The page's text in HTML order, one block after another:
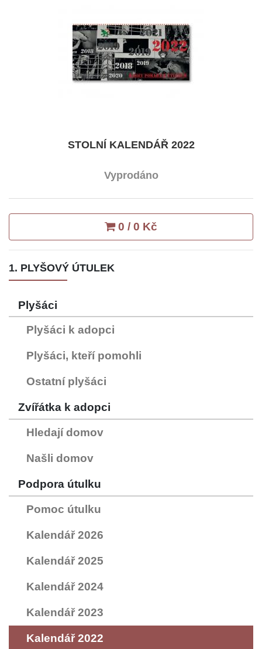
STOLNÍ KALENDÁŘ 2022
Vyprodáno
0 / 0 Kč
1. PLYŠOVÝ ÚTULEK
Plyšáci
Plyšáci k adopci
Plyšáci, kteří pomohli
Ostatní plyšáci
Zvířátka k adopci
Hledají domov
Našli domov
Podpora útulku
Pomoc útulku
Kalendář 2026
Kalendář 2025
Kalendář 2024
Kalendář 2023
Kalendář 2022